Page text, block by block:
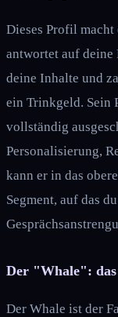
Dieses Profil macht
antwortet auf deine
deine Inhalte und
ein Trinkgeld. Sein
vollständig
Personalisierung,
kann er in das
Segment, auf das
Der "Whale": das
Der Whale ist der